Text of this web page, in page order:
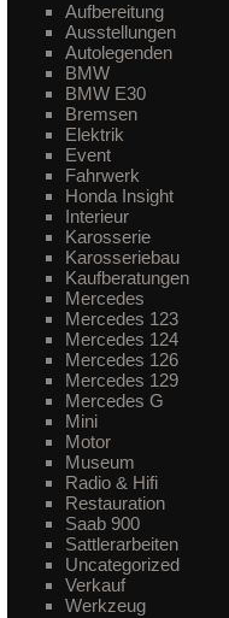
Aufbereitung
Ausstellungen
Autolegenden
BMW
BMW E30
Bremsen
Elektrik
Event
Fahrwerk
Honda Insight
Interieur
Karosserie
Karosseriebau
Kaufberatungen
Mercedes
Mercedes 123
Mercedes 124
Mercedes 126
Mercedes 129
Mercedes G
Mini
Motor
Museum
Radio & Hifi
Restauration
Saab 900
Sattlerarbeiten
Uncategorized
Verkauf
Werkzeug